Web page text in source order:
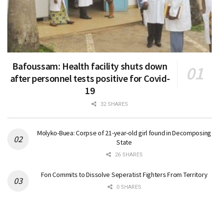
Bafoussam: Health facility shuts down
after personnel tests positive for Covid-
19
32 SHARES
Molyko-Buea: Corpse of 21-year-old girl found in Decomposing
State
26 SHARES
Fon Commits to Dissolve Seperatist Fighters From Territory
0 SHARES